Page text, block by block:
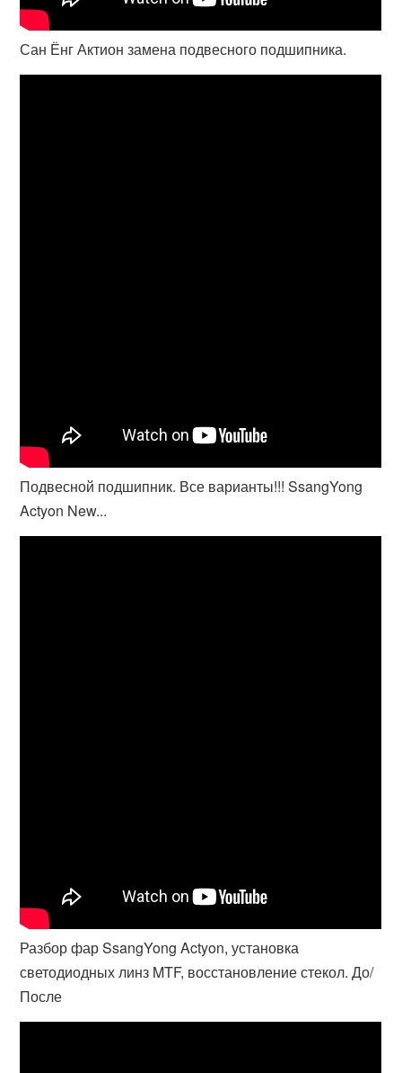
Сан Ёнг Актион замена подвесного подшипника.
Подвесной подшипник. Все варианты!!! SsangYong
Actyon New...
Разбор фар SsangYong Actyon, установка
светодиодных линз MTF, восстановление стекол. До/
После